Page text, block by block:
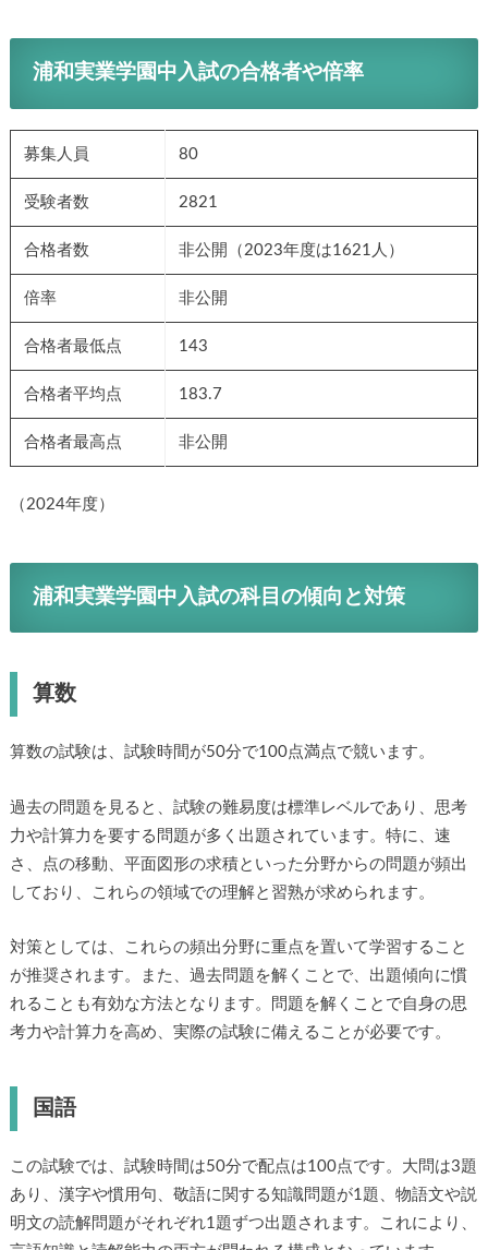
浦和実業学園中入試の合格者や倍率
募集人員 80
受験者数 2821
合格者数 非公開（2023年度は1621人）
倍率 非公開
合格者最低点 143
合格者平均点 183.7
合格者最高点 非公開
（2024年度）
浦和実業学園中入試の科目の傾向と対策
算数
算数の試験は、試験時間が50分で100点満点で競います。
過去の問題を見ると、試験の難易度は標準レベルであり、思考
力や計算力を要する問題が多く出題されています。特に、速
さ、点の移動、平面図形の求積といった分野からの問題が頻出
しており、これらの領域での理解と習熟が求められます。
対策としては、これらの頻出分野に重点を置いて学習すること
が推奨されます。また、過去問題を解くことで、出題傾向に慣
れることも有効な方法となります。問題を解くことで自身の思
考力や計算力を高め、実際の試験に備えることが必要です。
国語
この試験では、試験時間は50分で配点は100点です。大問は3題
あり、漢字や慣用句、敬語に関する知識問題が1題、物語文や説
明文の読解問題がそれぞれ1題ずつ出題されます。これにより、